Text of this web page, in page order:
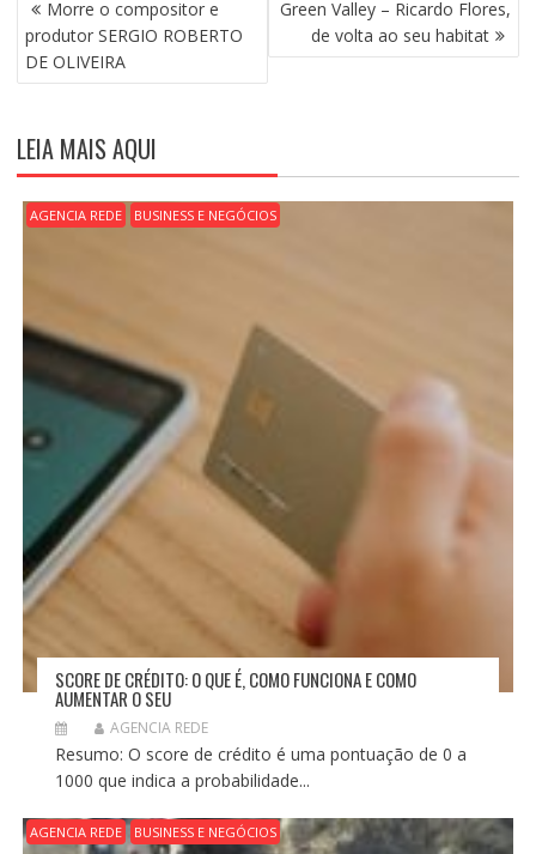
A
V
E
A
Ç
Ã
O
D
O
S
Morre o compositor e
produtor SERGIO ROBERTO
DE OLIVEIRA
Green Valley – Ricardo Flores,
de volta ao seu habitat
LEIA MAIS AQUI
AGENCIA REDE BUSINESS E NEGÓCIOS
SCORE DE CRÉDITO: O QUE É, COMO FUNCIONA E COMO
AUMENTAR O SEU
AGENCIA REDE
Resumo: O score de crédito é uma pontuação de 0 a
1000 que indica a probabilidade...
AGENCIA REDE BUSINESS E NEGÓCIOS